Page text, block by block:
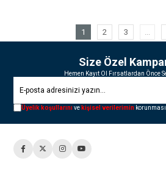
1 2 3 ...
Size Özel
Hemen Kayıt Ol Fırsatlardan Önce
Üyelik koşullarınıve kişisel verilerimin